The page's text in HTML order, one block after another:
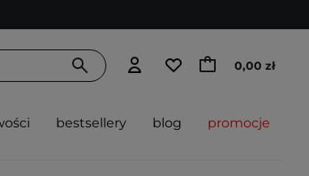
0,00 zł
bestsellery blog promocje